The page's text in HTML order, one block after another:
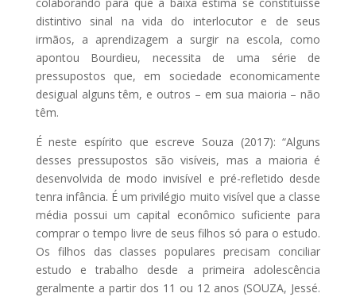
distintivo sinal na vida do interlocutor e de seus
irmãos, a aprendizagem a surgir na escola, como
apontou Bourdieu, necessita de uma série de
pressupostos que, em sociedade economicamente
desigual alguns têm, e outros – em sua maioria – não
têm.
É neste espírito que escreve Souza (2017): “Alguns
desses pressupostos são visíveis, mas a maioria é
desenvolvida de modo invisível e pré-refletido desde
tenra infância. É um privilégio muito visível que a classe
média possui um capital econômico suficiente para
comprar o tempo livre de seus filhos só para o estudo.
Os filhos das classes populares precisam conciliar
estudo e trabalho desde a primeira adolescência
geralmente a partir dos 11 ou 12 anos (SOUZA, Jessé.